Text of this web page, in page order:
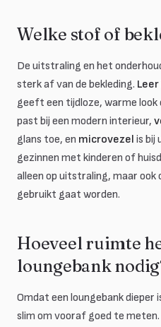
Welke stof of
De uitstraling en het
sterk af van de bekleding. Leer
geeft een tijdloze, warme look
past bij een modern interieur,
glans toe, en microvezel is bij
gezinnen met kinderen of
alleen op uitstraling, maar ook
gebruikt gaat worden.
Hoeveel ruimte
loungebank
Omdat een loungebank dieper
slim om vooraf goed te